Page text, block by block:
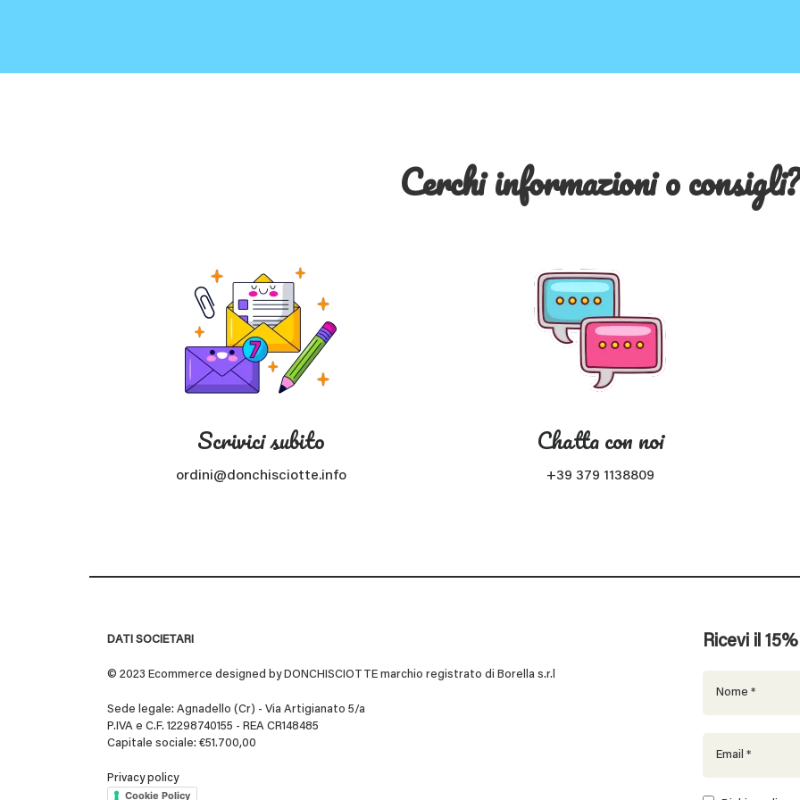
Cerchi informazioni o consigli?
Scrivici subito
ordini@donchisciotte.info
Chatta con noi
+39 379 1138809
DATI SOCIETARI
© 2023 Ecommerce designed by DONCHISCIOTTE marchio registrato di Borella s.r.l
Sede legale: Agnadello (Cr) - Via Artigianato 5/a
P.IVA e C.F. 12298740155 - REA CR148485
Capitale sociale: €51.700,00
Privacy policy
Cookie Policy
Ricevi il